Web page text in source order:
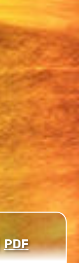
PDF